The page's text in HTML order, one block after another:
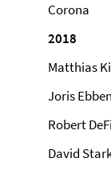
Corona
2018
Matthias
Joris
Robert
David